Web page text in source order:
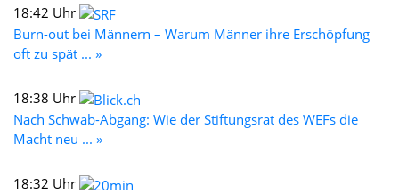
18:42 Uhr
Burn-out bei Männern – Warum Männer ihre Erschöpfung
oft zu spät ... »
18:38 Uhr
Nach Schwab-Abgang: Wie der Stiftungsrat des WEFs die
Macht neu ... »
18:32 Uhr